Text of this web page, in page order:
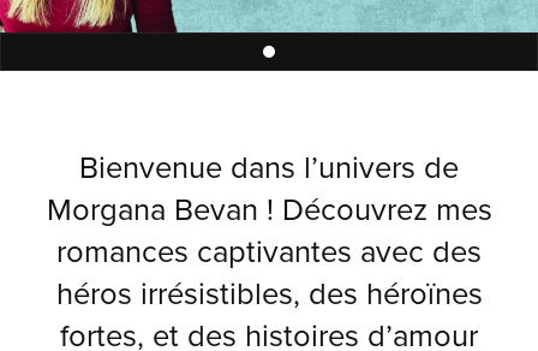
Bienvenue dans l’univers de
Morgana Bevan ! Découvrez mes
romances captivantes avec des
héros irrésistibles, des héroïnes
fortes, et des histoires d’amour